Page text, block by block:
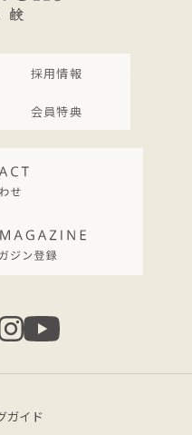
採用情報
会員特典
ガイド